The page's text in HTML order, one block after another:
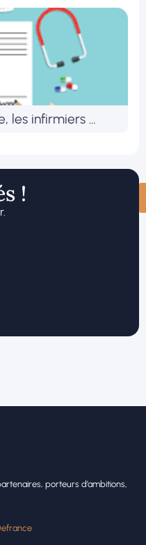
les infirmiers …
!
porteurs d’ambitions,